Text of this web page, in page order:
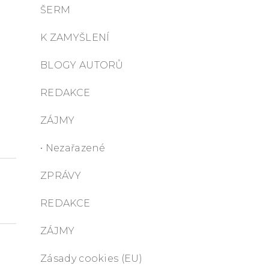
ŠERM
K ZAMYŠLENÍ
BLOGY AUTORŮ
REDAKCE
ZÁJMY
• Nezařazené
ZPRÁVY
REDAKCE
ZÁJMY
Zásady cookies (EU)